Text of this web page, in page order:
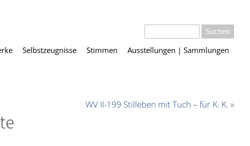
Selbstzeugnisse Stimmen Ausstellungen | Sammlungen
WV II-199 Stilleben mit Tuch – für K. K. »